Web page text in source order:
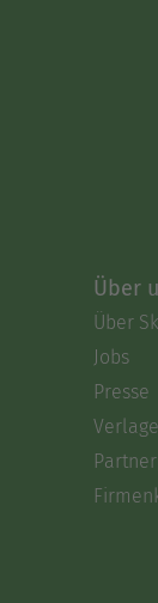
Über
Über
Jobs
Presse
Verlage